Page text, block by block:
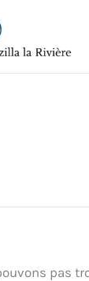
pas